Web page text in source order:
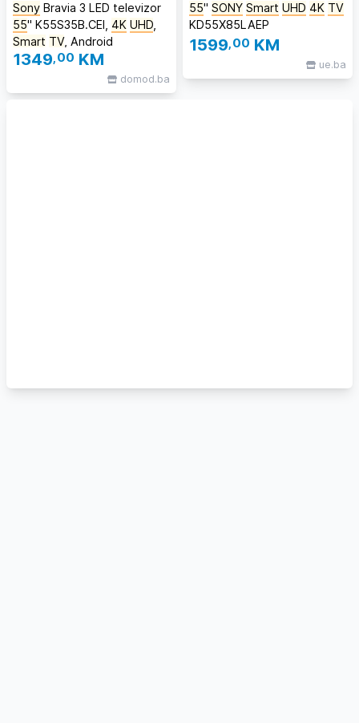
Sony Bravia 3 LED televizor
55" K55S35B.CEI, 4K UHD
Smart TV, Android
#Sonysuperponuda
1349,00 KM
domod.ba
55" SONY Smart UHD 4K TV
KD55X85LAEP
1599,00 KM
ue.ba